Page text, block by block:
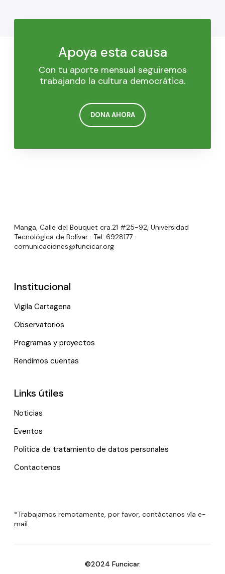
Apoya esta causa
Con tu aporte mensual seguiremos
trabajando la cultura democrática.
DONA AHORA
Manga, Calle del Bouquet cra.21 #25-92, Universidad
Tecnológica de Bolívar · Tel: 6928177 ·
comunicaciones@funcicar.org
Institucional
Vigila Cartagena
Observatorios
Programas y proyectos
Rendimos cuentas
Links útiles
Noticias
Eventos
Política de tratamiento de datos personales
Contactenos
*Trabajamos remotamente, por favor, contáctanos vía e-
mail.
©2024 Funcicar.